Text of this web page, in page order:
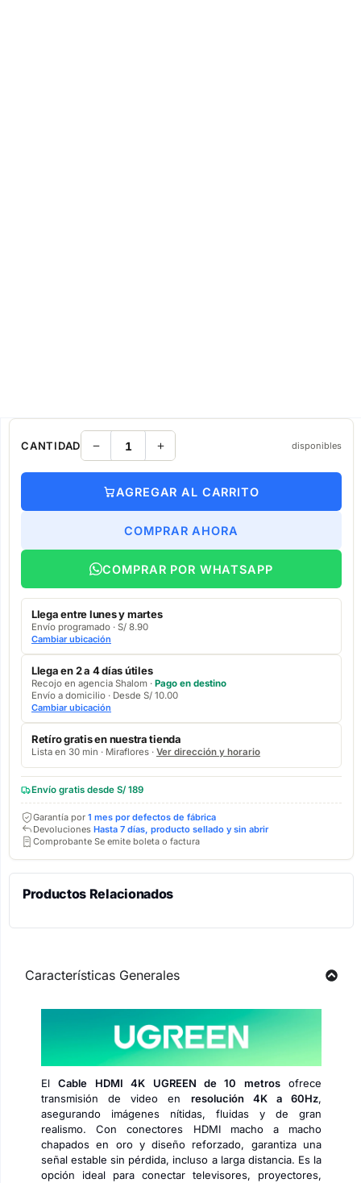
CANTIDAD disponibles
AGREGAR AL CARRITO
COMPRAR AHORA
COMPRAR POR WHATSAPP
Llega entre lunes y martes
Envío programado · S/ 8.90
Cambiar ubicación
Llega en 2 a 4 días útiles
Recojo en agencia Shalom · Pago en destino
Envío a domicilio · Desde S/ 10.00
Cambiar ubicación
Retíro gratis en nuestra tienda
Lista en 30 min · Miraflores · Ver dirección y horario
Envío gratis desde S/ 189
Garantía por 1 mes por defectos de fábrica
Devoluciones Hasta 7 días, producto sellado y sin abrir
Comprobante Se emite boleta o factura
Productos Relacionados
Características Generales
ElCable HDMI 4K UGREEN de 10 metrosofrece
transmisión de video en resolución 4K a 60Hz,
asegurando imágenes nítidas, fluidas y de gran
realismo. Con conectores HDMI macho a macho
chapados en oro y diseño reforzado, garantiza una
señal estable sin pérdida, incluso a larga distancia. Es la
opción ideal para conectar televisores, proyectores,